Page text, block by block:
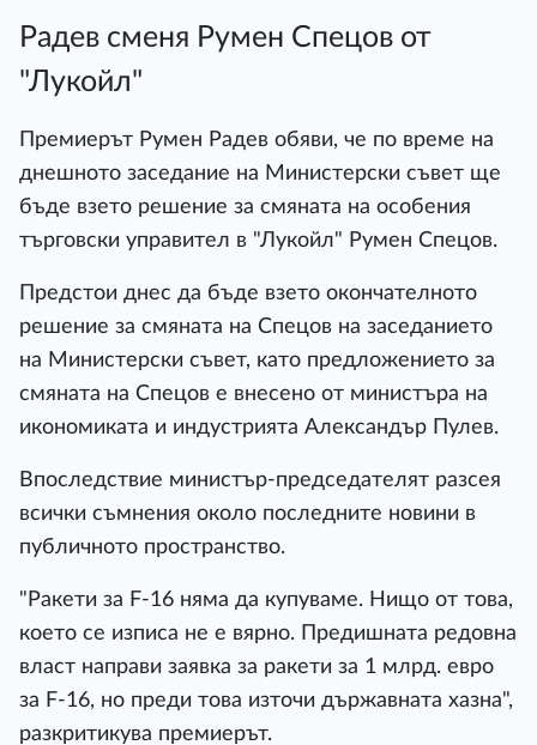
Радев сменя Румен Спецов от
"Лукойл"
Премиерът Румен Радев обяви, че по време на
днешното заседание на Министерски съвет ще
бъде взето решение за смяната на особения
търговски управител в "Лукойл" Румен Спецов.
Предстои днес да бъде взето окончателното
решение за смяната на Спецов на заседанието
на Министерски съвет, като предложението за
смяната на Спецов е внесено от министъра на
икономиката и индустрията Александър Пулев.
Впоследствие министър-председателят разсея
всички съмнения около последните новини в
публичното пространство.
"Ракети за F-16 няма да купуваме. Нищо от това,
което се изписа не е вярно. Предишната редовна
власт направи заявка за ракети за 1 млрд. евро
за F-16, но преди това източи държавната хазна",
разкритикува премиерът.